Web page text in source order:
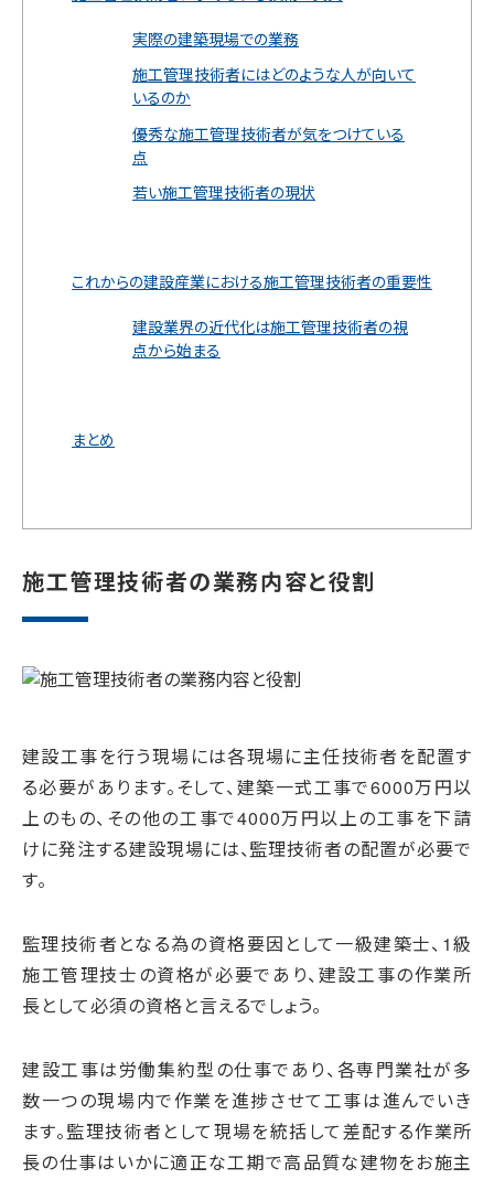
実際の建築現場での業務
施工管理技術者にはどのような人が向いて
いるのか
優秀な施工管理技術者が気をつけている
点
若い施工管理技術者の現状
これからの建設産業における施工管理技術者の重要性
建設業界の近代化は施工管理技術者の視
点から始まる
まとめ
施工管理技術者の業務内容と役割
建設工事を行う現場には各現場に主任技術者を配置す
る必要があります。そして、建築一式工事で6000万円以
上のもの、その他の工事で4000万円以上の工事を下請
けに発注する建設現場には、監理技術者の配置が必要で
す。
監理技術者となる為の資格要因として一級建築士、1級
施工管理技士の資格が必要であり、建設工事の作業所
長として必須の資格と言えるでしょう。
建設工事は労働集約型の仕事であり、各専門業社が多
数一つの現場内で作業を進捗させて工事は進んでいき
ます。監理技術者として現場を統括して差配する作業所
長の仕事はいかに適正な工期で高品質な建物をお施主